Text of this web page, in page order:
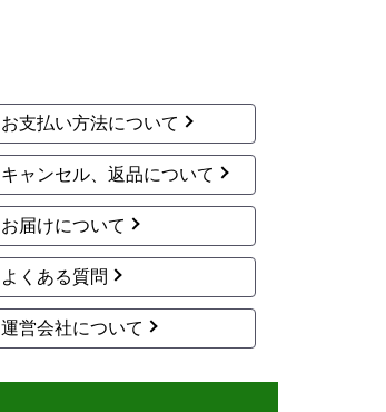
お支払い方法について
キャンセル、返品について
お届けについて
よくある質問
運営会社について